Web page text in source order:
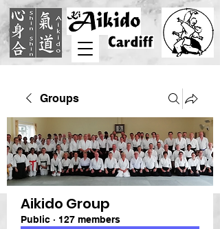
Groups
Aikido Group
Public · 127 members